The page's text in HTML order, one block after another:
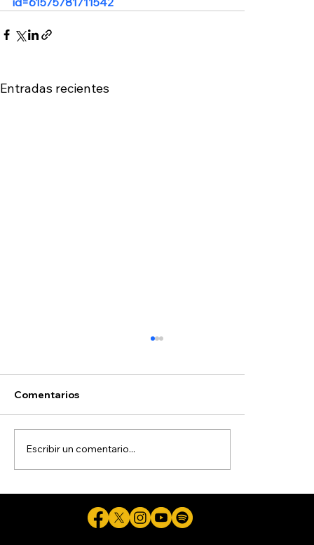
Entradas recientes
que la comunidad ha tenido que
Comentarios
Escribir un comentario...